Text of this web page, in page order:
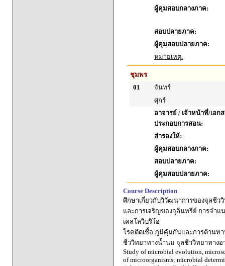
ผู้คุมสอบกลางภาค:
สอบปลายภาค:
ผู้คุมสอบปลายภาค:
หมายเหตุ:
ชุมพร
01
จันทร์
ศุกร์
อาจารย์ / เจ้าหน้าที่/เอก
ประกอบการสอน:
สำรองให้:
ผู้คุมสอบกลางภาค:
สอบปลายภาค:
ผู้คุมสอบปลายภาค:
Course Description
ศึกษาเกี่ยวกับวิวัฒนาการของจุลชีว
และการเจริญของจุลินทรีย์ การจำแ
เคลโลวิบริโอ
โรคติดเชื้อ ภูมิคุ้มกันและการต้านท
ชีววิทยาทางน้ำนม จุลชีววิทยาทาง
Study of microbial evolution,
of microorganisms; microbial